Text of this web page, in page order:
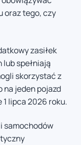
oraz tego, czy
zasiłek
spełniają
skorzystać z
na jeden pojazd
lipca 2026 roku.
samochodów